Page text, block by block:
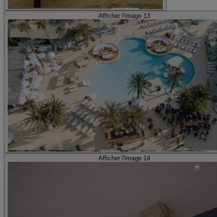
Afficher l'image 13
Afficher l'image 14